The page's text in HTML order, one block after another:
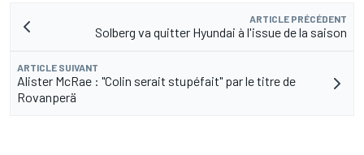
ARTICLE PRÉCÉDENT
Solberg va quitter Hyundai à l'issue de la saison
ARTICLE SUIVANT
Alister McRae : "Colin serait stupéfait" par le titre de
Rovanperä